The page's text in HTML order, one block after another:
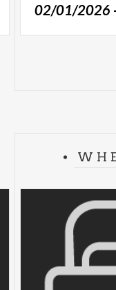
02/01/2026